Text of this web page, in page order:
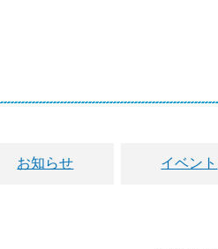
お知らせ イベント